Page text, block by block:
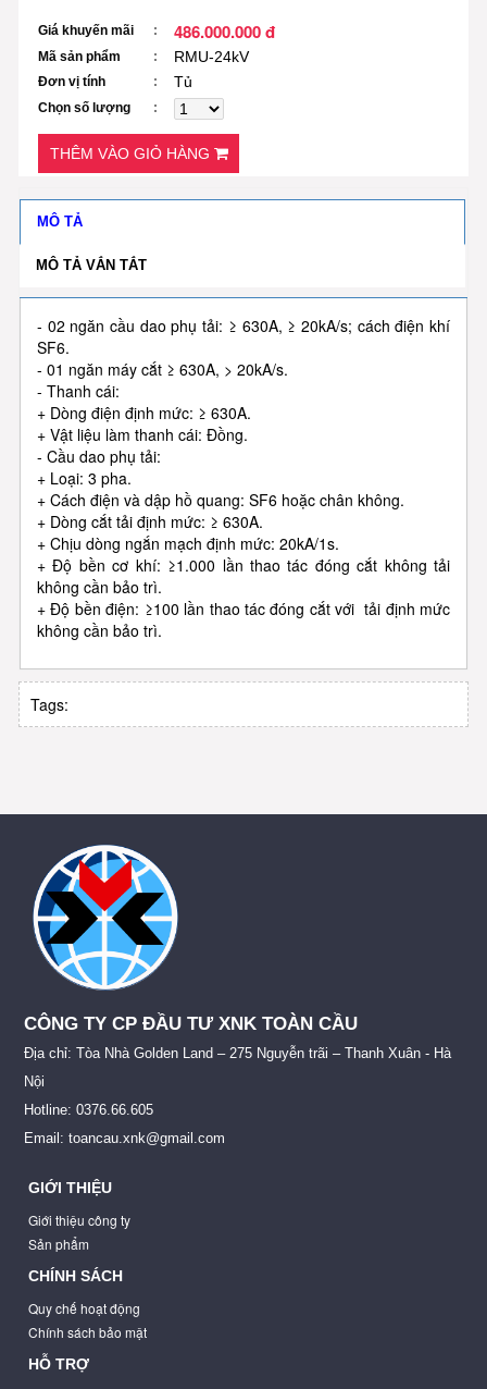
Giá khuyến mãi 486.000.000 đ
Mã sản phẩm RMU-24kV
Đơn vị tính Tủ
Chọn số lượng
THÊM VÀO GIỎ HÀNG
MÔ TẢ
MÔ TẢ VẮN TẮT
- 02 ngăn cầu dao phụ tải: ≥ 630A, ≥ 20kA/s; cách điện khí
SF6.
- 01 ngăn máy cắt ≥ 630A, > 20kA/s.
- Thanh cái:
+ Dòng điện định mức: ≥ 630A.
+ Vật liệu làm thanh cái: Đồng.
- Cầu dao phụ tải:
+ Loại: 3 pha.
+ Cách điện và dập hồ quang: SF6 hoặc chân không.
+ Dòng cắt tải định mức: ≥ 630A.
+ Chịu dòng ngắn mạch định mức: 20kA/1s.
+ Độ bền cơ khí: ≥1.000 lần thao tác đóng cắt không tải
không cần bảo trì.
+ Độ bền điện: ≥100 lần thao tác đóng cắt với tải định mức
không cần bảo trì.
Tags:
CÔNG TY CP ĐẦU TƯ XNK TOÀN CẦU
Địa chỉ: Tòa Nhà Golden Land – 275 Nguyễn trãi – Thanh Xuân - Hà
Nội
Hotline: 0376.66.605
Email: toancau.xnk@gmail.com
GIỚI THIỆU
Giới thiệu công ty
Sản phẩm
CHÍNH SÁCH
Quy chế hoạt động
Chính sách bảo mật
HỖ TRỢ